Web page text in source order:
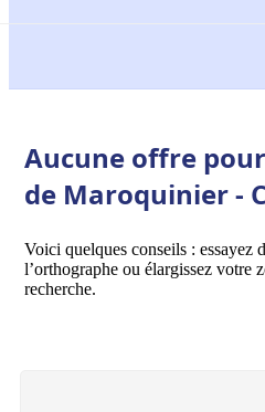
Aucune offre
de Maroquinier -
Voici quelques conseils : essayez
l’orthographe ou élargissez votre
recherche.